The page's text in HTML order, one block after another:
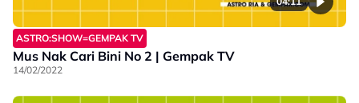
ASTRO:SHOW=GEMPAK TV
Mus Nak Cari Bini No 2 | Gempak TV
14/02/2022